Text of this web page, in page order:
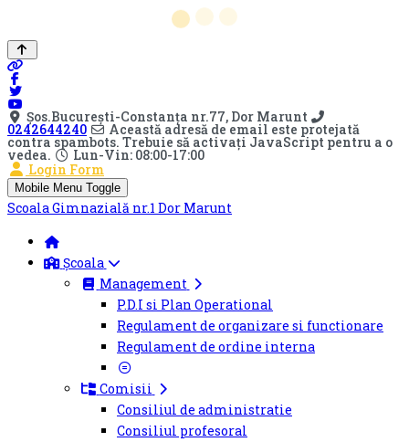
Șos.Bucureşti-Constanţa nr.77, Dor Marunt
0242644240 Această adresă de email este protejată
contra spambots. Trebuie să activați JavaScript pentru a o
vedea.
Lun-Vin: 08:00-17:00
Login Form
Mobile Menu Toggle
Scoala Gimnazială nr.1 Dor Marunt
Școala
Management
P.D.I si Plan Operational
Regulament de organizare si functionare
Regulament de ordine interna
Comisii
Consiliul de administratie
Consiliul profesoral